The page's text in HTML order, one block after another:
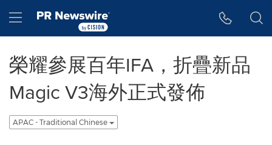
Hamburger menu
榮耀參展百年IFA，折疊新品
Magic V3海外正式發佈
APAC - Traditional Chinese